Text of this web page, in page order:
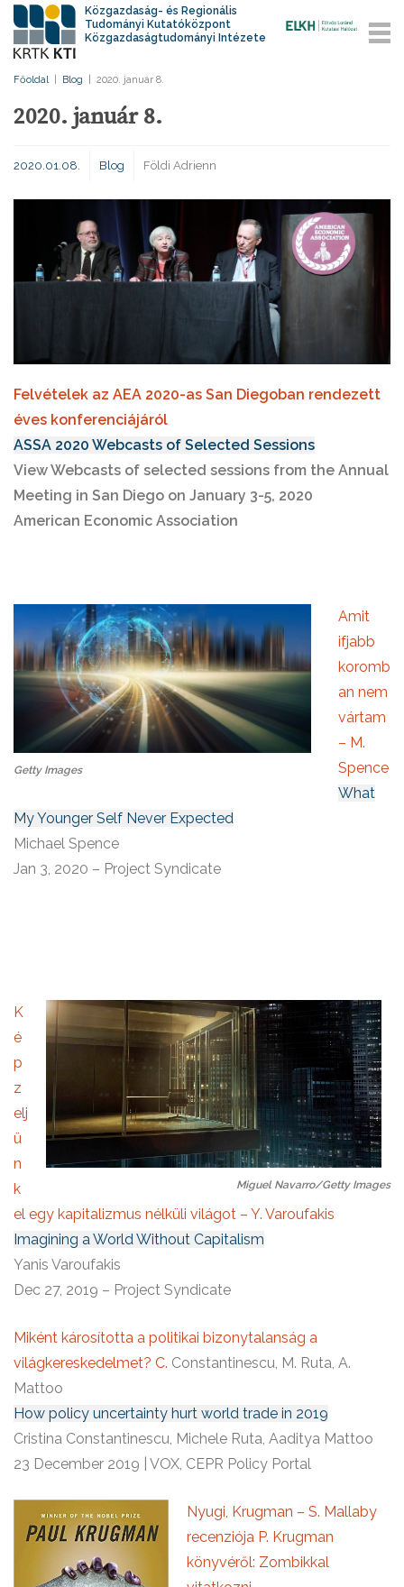
Közgazdaság- és Regionális
Tudományi Kutatóközpont
Közgazdaságtudományi Intézete
Főoldal Blog 2020. január 8.
2020. január 8.
2020.01.08. Blog Földi Adrienn
Felvételek az AEA 2020-as San Diegoban rendezett
éves konferenciájáról
ASSA 2020 Webcasts of Selected Sessions
View Webcasts of selected sessions from the Annual
Meeting in San Diego on January 3-5, 2020
American Economic Association
Getty Images
Amit
ifjabb
koromb
an nem
vártam
– M.
Spence
What
My Younger Self Never Expected
Michael Spence
Jan 3, 2020 – Project Syndicate
Miguel Navarro/Getty Images
K
é
p
z
elj
ü
n
k
el egy kapitalizmus nélküli világot – Y. Varoufakis
Imagining a World Without Capitalism
Yanis Varoufakis
Dec 27, 2019 – Project Syndicate
Miként károsította a politikai bizonytalanság a
világkereskedelmet? C. Constantinescu, M. Ruta, A.
Mattoo
How policy uncertainty hurt world trade in 2019
Cristina Constantinescu, Michele Ruta, Aaditya Mattoo
23 December 2019 | VOX, CEPR Policy Portal
Nyugi, Krugman – S. Mallaby
recenziója P. Krugman
könyvéről: Zombikkal